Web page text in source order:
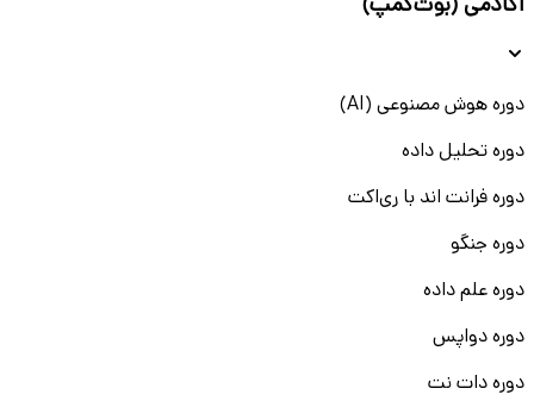
دوره هوش مصنوعی (AI)
دوره تحلیل داده
دوره فرانت اند با ری‌اکت
دوره جنگو
دوره علم داده
دوره دواپس
دوره دات نت